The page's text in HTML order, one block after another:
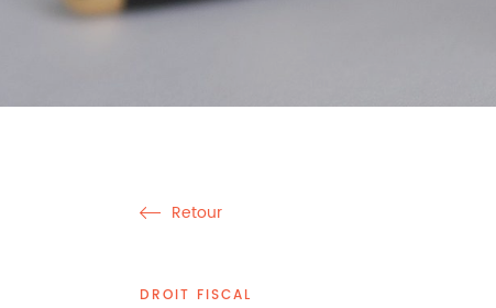
Retour
DROIT FISCAL